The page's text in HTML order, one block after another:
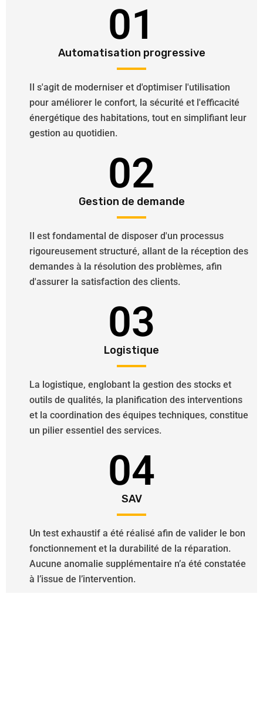
01
Automatisation progressive
Il s'agit de moderniser et d'optimiser l'utilisation
pour améliorer le confort, la sécurité et l'efficacité
énergétique des habitations, tout en simplifiant leur
gestion au quotidien.
02
Gestion de demande
Il est fondamental de disposer d'un processus
rigoureusement structuré, allant de la réception des
demandes à la résolution des problèmes, afin
d'assurer la satisfaction des clients.
03
Logistique
La logistique, englobant la gestion des stocks et
outils de qualités, la planification des interventions
et la coordination des équipes techniques, constitue
un pilier essentiel des services.
04
SAV
Un test exhaustif a été réalisé afin de valider le bon
fonctionnement et la durabilité de la réparation.
Aucune anomalie supplémentaire n’a été constatée
à l’issue de l’intervention.